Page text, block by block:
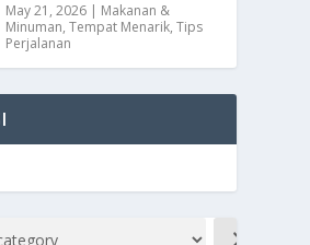
May 21, 2026 | Makanan &
Minuman,Tempat Menarik,Tips
Perjalanan